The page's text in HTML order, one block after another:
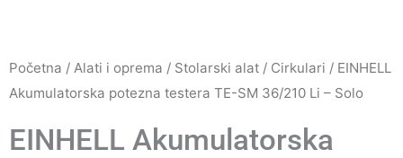
Početna / Alati i oprema / Stolarski alat / Cirkulari / EINHELL
Akumulatorska potezna testera TE-SM 36/210 Li – Solo
EINHELL Akumulatorska